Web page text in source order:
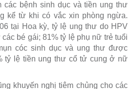
các bệnh sinh dục và tiền ung thư
kể từ khi có vắc xin phòng ngừa.
tại Hoa kỳ, tỷ lệ ung thư do HPV
bé gái; 81% tỷ lệ phụ nữ trẻ tuổi
cóc sinh dục và ung thư được
tỷ lệ tiền ung thư cổ tử cung ở nữ
khuyến nghị tiêm chủng cho các